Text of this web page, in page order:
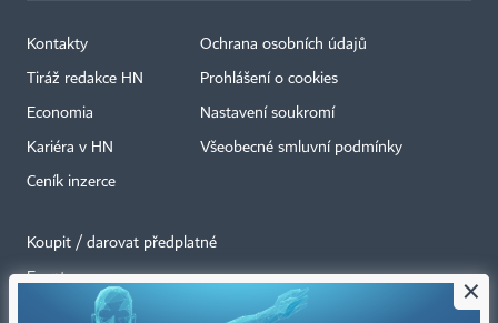
Kontakty
Tiráž redakce HN
Economia
Kariéra v HN
Ceník inzerce
Ochrana osobních údajů
Prohlášení o cookies
Nastavení soukromí
Všeobecné smluvní podmínky
Koupit / darovat předplatné
Eventy
Newslettery
×